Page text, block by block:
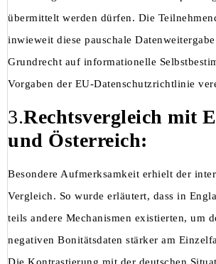
übermittelt werden dürfen. Die
inwieweit diese pauschale
Grundrecht auf informationelle
Vorgaben der EU-Datenschutzrichtlinie
3.Rechtsvergleich mit
und Österreich:
Besondere Aufmerksamkeit erhielt der
Vergleich. So wurde erläutert, dass in
teils andere Mechanismen existierten, um
negativen Bonitätsdaten stärker am